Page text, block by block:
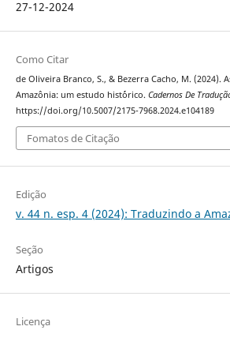
27-12-2024
Como Citar
de Oliveira Branco, S., & Bezerra Cacho, M. (2024).
Amazônia: um estudo hist´órico. Cadernos De
https://doi.org/10.5007/2175-7968.2024.e104189
Fomatos de Citação
Edição
v. 44 n. esp. 4 (2024): Traduzindo a
Seção
Artigos
Licença